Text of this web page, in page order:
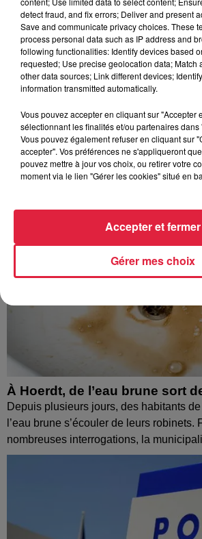
Au zoo de
avec les flamants
À découvrir également
À Hoerdt, de l’eau brune sort
Depuis plusieurs jours, des habitants
l’eau brune s’écouler de leurs robinets.
nombreuses interrogations, la
detect fraud, and fix errors; Deliver and present
Save and communicate privacy choices. These
process personal data such as IP address and
following functionalities: Identify devices based
requested; Use precise geolocation data; Match
other data sources; Link different devices;
information transmitted automatically.
Vous pouvez accepter en cliquant sur "Accepter
sélectionnant les finalités et/ou partenaires dans
Vous pouvez également refuser en cliquant sur
accepter". Vos préférences ne s'appliqueront
pouvez mettre à jour vos choix, ou retirer votre
moment via le lien "Gérer les cookies" situé en
Gérer mes choix
Accepter et fermer